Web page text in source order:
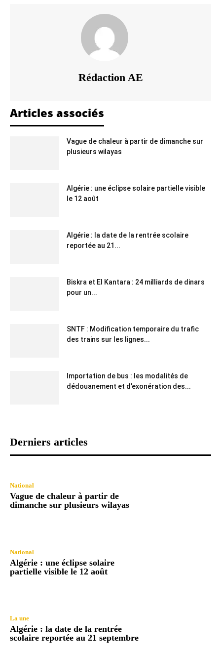
Rédaction AE
Articles associés
Vague de chaleur à partir de dimanche sur
plusieurs wilayas
Algérie : une éclipse solaire partielle visible
le 12 août
Algérie : la date de la rentrée scolaire
reportée au 21...
Biskra et El Kantara : 24 milliards de dinars
pour un...
SNTF : Modification temporaire du trafic
des trains sur les lignes...
Importation de bus : les modalités de
dédouanement et d’exonération des...
Derniers articles
National
Vague de chaleur à partir de
dimanche sur plusieurs wilayas
National
Algérie : une éclipse solaire
partielle visible le 12 août
La une
Algérie : la date de la rentrée
scolaire reportée au 21 septembre